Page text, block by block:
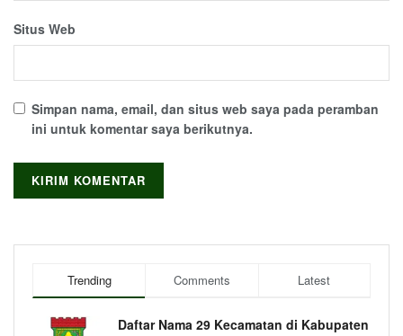
Situs Web
Simpan nama, email, dan situs web saya pada peramban
ini untuk komentar saya berikutnya.
Trending Comments Latest
Daftar Nama 29 Kecamatan di Kabupaten